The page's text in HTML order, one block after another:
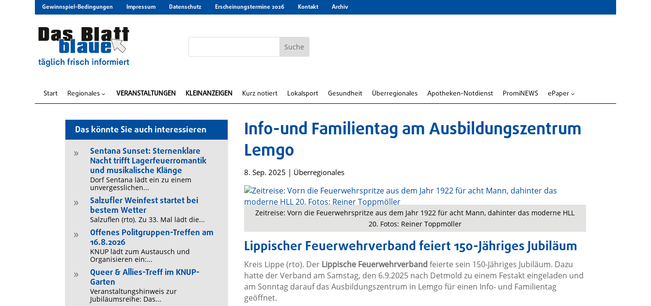
Gewinnspiel-Bedingungen Impressum Datenschutz Erscheinungstermine 2026 Kontakt Archiv
Start Regionales 3 VERANSTALTUNGEN KLEINANZEIGEN Kurz notiert Lokalsport Gesundheit Überregionales Apotheken-Notdienst PromiNEWS ePaper 3
Das könnte Sie auch interessieren
9
Sentana Sunset: Sternenklare
Nacht trifft Lagerfeuerromantik
und musikalische Klänge
Dorf Sentana lädt ein zu einem
unvergesslichen...
9
Salzufler Weinfest startet bei
bestem Wetter
Salzuflen (rto). Zu 33. Mal lädt die...
9
Offenes Politgruppen-Treffen am
16.8.2026
KNUP lädt zum Austausch und
Organisieren ein:...
9
Queer & Allies-Treff im KNUP-
Garten
Veranstaltungshinweis zur
Jubiläumsreihe: Das...
Info-und Familientag am Ausbildungszentrum
Lemgo
8. Sep. 2025 | Überregionales
Zeitreise: Vorn die Feuerwehrspritze aus dem Jahr 1922 für acht Mann, dahinter das moderne HLL
20. Fotos: Reiner Toppmöller
Lippischer Feuerwehrverband feiert 150-Jähriges Jubiläum
Kreis Lippe (rto). Der Lippische Feuerwehrverband feierte sein 150-Jähriges Jubiläum. Dazu
hatte der Verband am Samstag, den 6.9.2025 nach Detmold zu einem Festakt eingeladen und
am Sonntag darauf das Ausbildungszentrum in Lemgo für einen Info- und Familientag
geöffnet.